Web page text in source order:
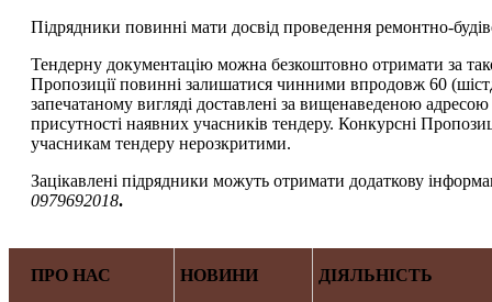
Підрядники повинні мати досвід проведення ремонтно-
Тендерну документацію можна безкоштовно отримати за
Пропозиції повинні залишатися чинними впродовж 60
запечатаному вигляді доставлені за вищенаведеною
присутності наявних учасників тендеру. Конкурсні
учасникам тендеру нерозкритими.
Зацікавлені підрядники можуть отримати додаткову
0979692018.
ПРО НАС
НОВИНИ
ДІЯЛЬНІСТЬ